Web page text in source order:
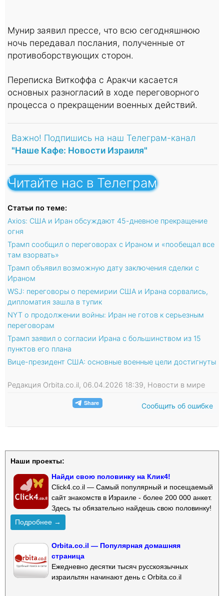
Мунир заявил прессе, что всю сегодняшнюю
ночь передавал послания, полученные от
противоборствующих сторон.
Переписка Виткоффа с Аракчи касается
основных разногласий в ходе переговорного
процесса о прекращении военных действий.
Важно! Подпишись на наш Телеграм-канал
"Наше Кафе: Новости Израиля"
Читайте нас в Телеграм
Статьи по теме:
Axios: США и Иран обсуждают 45-дневное прекращение
огня
Трамп сообщил о переговорах с Ираном и «пообещал все
там взорвать»
Трамп объявил возможную дату заключения сделки с
Ираном
WSJ: переговоры о перемирии США и Ирана сорвались,
дипломатия зашла в тупик
NYT о продолжении войны: Иран не готов к серьезным
переговорам
Трамп заявил о согласии Ирана с большинством из 15
пунктов его плана
Вице-президент США: основные военные цели достигнуты
Редакция Orbita.co.il, 06.04.2026 18:39, Новости в мире
Сообщить об ошибке
Наши проекты:
Найди свою половинку на Клик4!
Click4.co.il — Самый популярный и посещаемый
сайт знакомств в Израиле - более 200 000 анкет.
Здесь ты обязательно найдешь свою половинку!
Подробнее →
Orbita.co.il — Популярная домашняя
страница
Ежедневно десятки тысяч русскоязычных
израильтян начинают день с Orbita.co.il